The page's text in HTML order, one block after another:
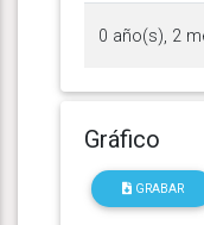
0 año(s), 2
Gráfico
GRABAR